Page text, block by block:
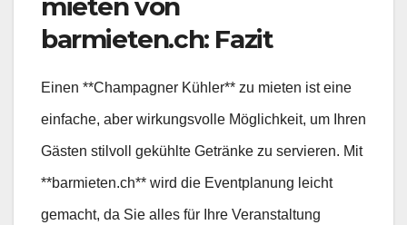
mieten von
barmieten.ch: Fazit
Einen **Champagner Kühler** zu mieten ist eine
einfache, aber wirkungsvolle Möglichkeit, um Ihren
Gästen stilvoll gekühlte Getränke zu servieren. Mit
**barmieten.ch** wird die Eventplanung leicht
gemacht, da Sie alles für Ihre Veranstaltung